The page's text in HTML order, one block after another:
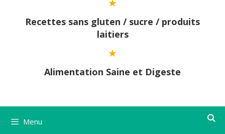
Recettes sans gluten / sucre / produits
laitiers
Alimentation Saine et Digeste
Menu